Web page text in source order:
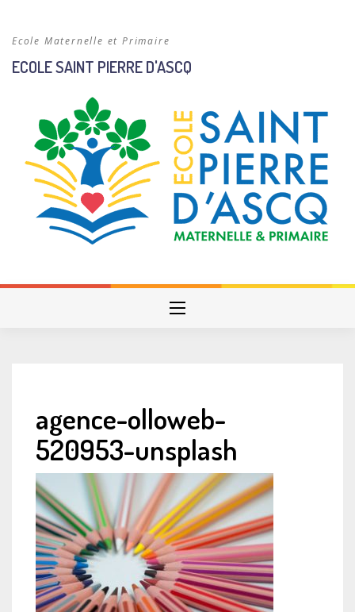
Ecole Maternelle et Primaire
ECOLE SAINT PIERRE D'ASCQ
agence-olloweb-
520953-unsplash